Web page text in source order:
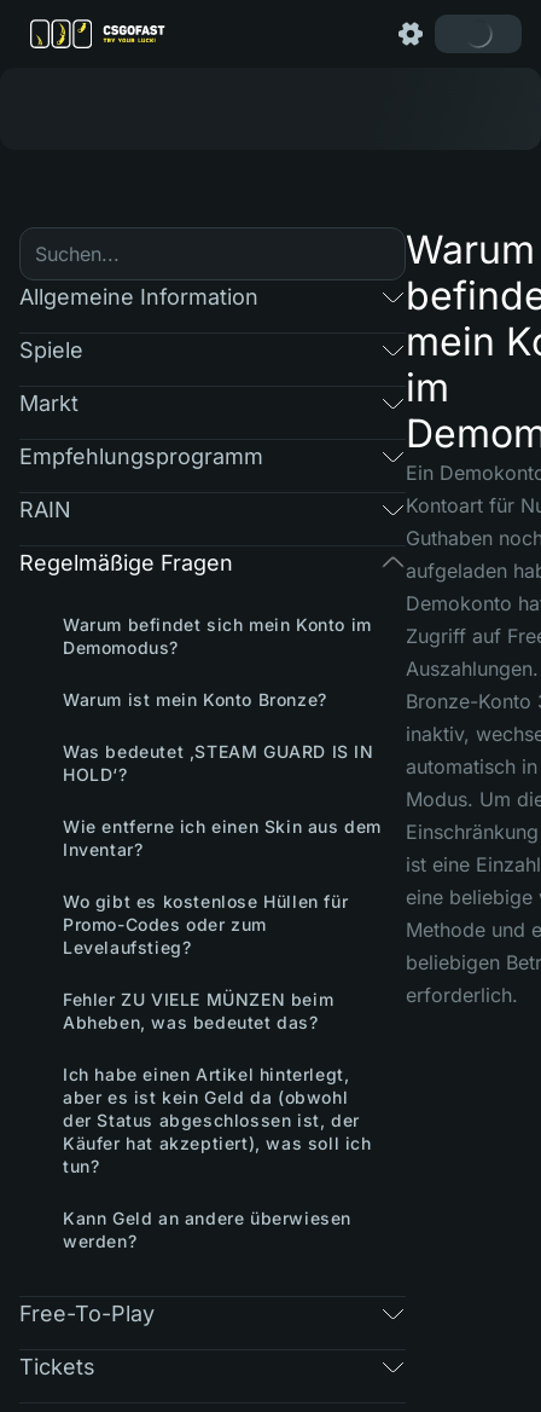
Allgemeine Information
Spiele
Markt
Empfehlungsprogramm
RAIN
Regelmäßige Fragen
Warum befindet sich mein Konto im
Demomodus?
Warum ist mein Konto Bronze?
Was bedeutet ‚STEAM GUARD IS IN
HOLD‘?
Wie entferne ich einen Skin aus dem
Inventar?
Wo gibt es kostenlose Hüllen für
Promo-Codes oder zum
Levelaufstieg?
Fehler ZU VIELE MÜNZEN beim
Abheben, was bedeutet das?
Ich habe einen Artikel hinterlegt,
aber es ist kein Geld da (obwohl
der Status abgeschlossen ist, der
Käufer hat akzeptiert), was soll ich
tun?
Kann Geld an andere überwiesen
werden?
Free-To-Play
Tickets
Warum
mein
im
Ein
Kontoart für
Guthaben
aufgeladen
Demokonto
Zugriff auf
Bronze-Konto
inaktiv,
automatisch
Modus. Um
ist eine
eine beliebige
Methode und
beliebigen
erforderlich.